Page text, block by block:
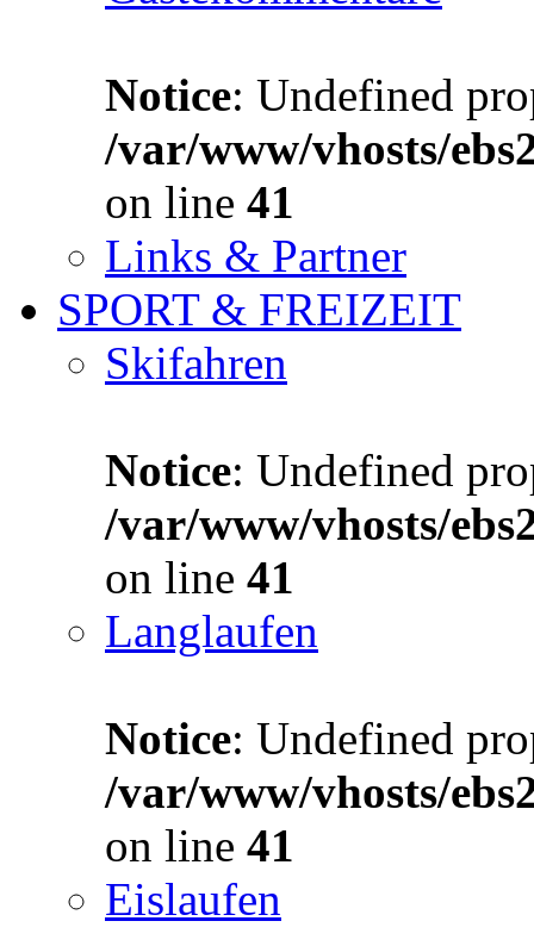
Notice: Undefined
/var/www/vhosts/
on line 41
Links & Partner
SPORT & FREIZEIT
Skifahren
Notice: Undefined
/var/www/vhosts/
on line 41
Langlaufen
Notice: Undefined
/var/www/vhosts/
on line 41
Eislaufen